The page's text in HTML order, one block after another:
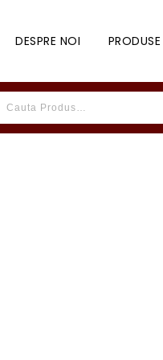
DESPRE NOI PRODUSE